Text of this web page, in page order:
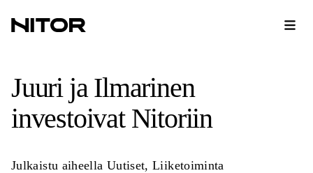
Juuri ja Ilmarinen
investoivat Nitoriin
Julkaistu aiheella Uutiset, Liiketoiminta